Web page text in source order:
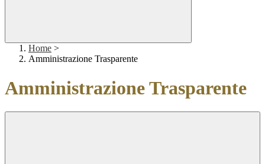
Home >
Amministrazione Trasparente
Amministrazione Trasparente